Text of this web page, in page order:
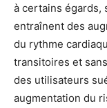
à certains égards,
entraînent des
du rythme
transitoires et
des utilisateurs
augmentation du